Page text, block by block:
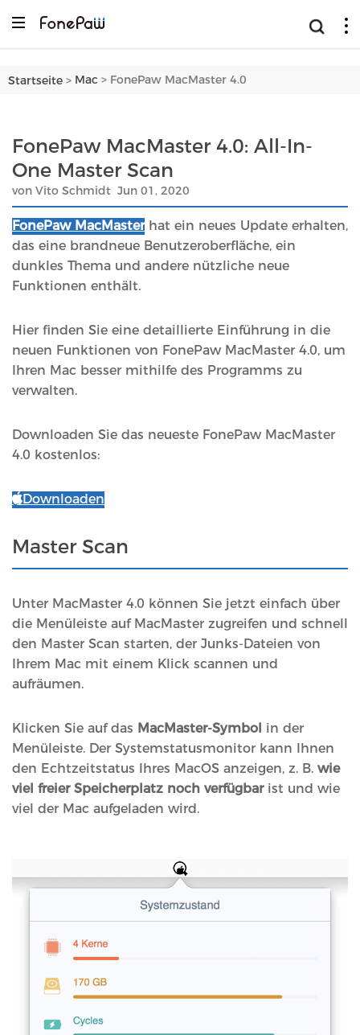
Startseite > Mac > FonePaw MacMaster 4.0
FonePaw MacMaster 4.0: All-In-
One Master Scan
von Vito Schmidt Jun 01, 2020
FonePaw MacMaster hat ein neues Update erhalten,
das eine brandneue Benutzeroberfläche, ein
dunkles Thema und andere nützliche neue
Funktionen enthält.
Hier finden Sie eine detaillierte Einführung in die
neuen Funktionen von FonePaw MacMaster 4.0, um
Ihren Mac besser mithilfe des Programms zu
verwalten.
Downloaden Sie das neueste FonePaw MacMaster
4.0 kostenlos:
Downloaden
Master Scan
Unter MacMaster 4.0 können Sie jetzt einfach über
die Menüleiste auf MacMaster zugreifen und schnell
den Master Scan starten, der Junks-Dateien von
Ihrem Mac mit einem Klick scannen und
aufräumen.
Klicken Sie auf das MacMaster-Symbol in der
Menüleiste. Der Systemstatusmonitor kann Ihnen
den Echtzeitstatus Ihres MacOS anzeigen, z. B. wie
viel freier Speicherplatz noch verfügbarist und wie
viel der Mac aufgeladen wird.